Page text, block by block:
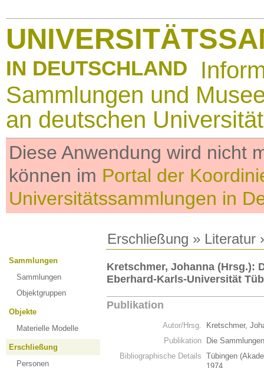
IN DEUTSCHLAND
Sammlungen und
an deutschen
Diese Anwendung wird nicht
können im Portal der
Universitätssammlungen in
Erschließung » Literatur
Sammlungen
Sammlungen
Objektgruppen
Objekte
Materielle Modelle
Erschließung
Personen
Kretschmer, Johanna (Hrsg.):
Eberhard-Karls-Universität
Publikation
Autor/Hrsg.
Kretschmer,
Publikation
Die
Bibliographische Details Tübingen
1974